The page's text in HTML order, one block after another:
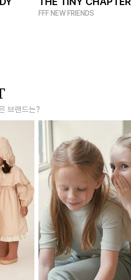
FFF NEW FRIENDS
브랜드는?